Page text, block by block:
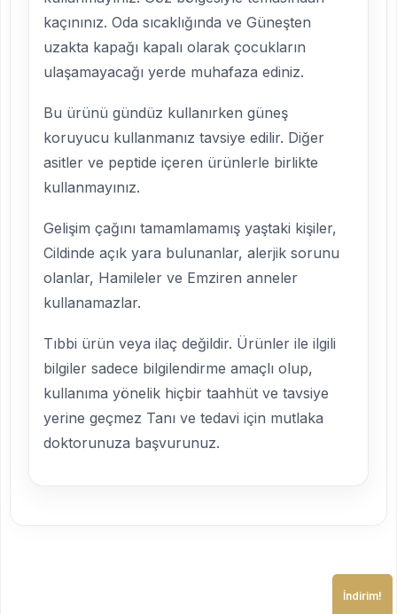
kaçınınız. Oda sıcaklığında ve Güneşten
uzakta kapağı kapalı olarak çocukların
ulaşamayacağı yerde muhafaza ediniz.
Bu ürünü gündüz kullanırken güneş
koruyucu kullanmanız tavsiye edilir. Diğer
asitler ve peptide içeren ürünlerle birlikte
kullanmayınız.
Gelişim çağını tamamlamamış yaştaki kişiler,
Cildinde açık yara bulunanlar, alerjik sorunu
olanlar, Hamileler ve Emziren anneler
kullanamazlar.
Tıbbi ürün veya ilaç değildir. Ürünler ile ilgili
bilgiler sadece bilgilendirme amaçlı olup,
kullanıma yönelik hiçbir taahhüt ve tavsiye
yerine geçmez Tanı ve tedavi için mutlaka
doktorunuza başvurunuz.
İndirim!
İndirim!
İndirim!